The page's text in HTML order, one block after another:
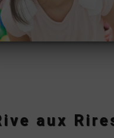
aux